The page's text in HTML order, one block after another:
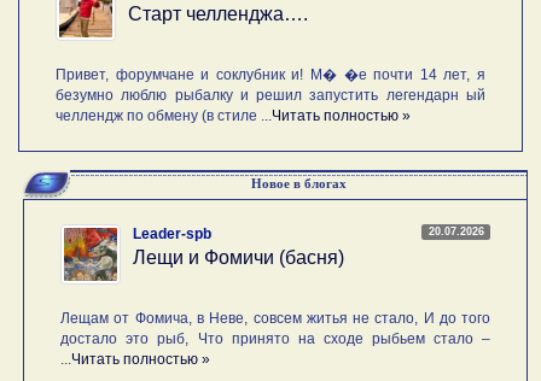
Старт челленджа….
Привет, форумчане и соклубник и! М� �е почти 14 лет, я
безумно люблю рыбалку и решил запустить легендарн ый
челлендж по обмену (в стиле ... Читать полностью »
Новое в блогах
20.07.2026
Leader-spb
Лещи и Фомичи (басня)
Лещам от Фомича, в Неве, совсем житья не стало, И до того
достало это рыб, Что принято на сходе рыбьем стало –
Читать полностью »